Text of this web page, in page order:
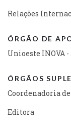
Relações
ÓRGÃO DE
Unioeste INOVA
ÓRGÃOS
Coordenadoria
Editora